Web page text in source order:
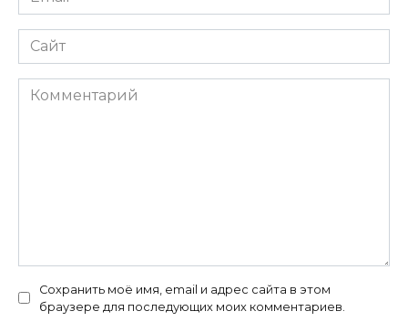
*
Сайт
Комментарий
Сохранить моё имя, email и адрес сайта в этом
браузере для последующих моих комментариев.